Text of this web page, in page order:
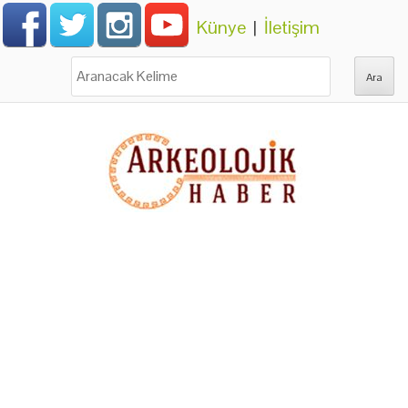
Künye | İletişim